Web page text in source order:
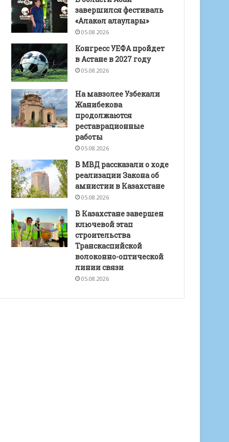
завершился фестиваль
«Алакөл алаулары»
05.08.2026
Конгресс УЕФА пройдет
в Астане в 2027 году
05.08.2026
На мавзолее Узбекали
Жанибекова
продолжаются
реставрационные
работы
05.08.2026
В МВД рассказали о ходе
реализации Закона об
амнистии в Казахстане
05.08.2026
В Казахстане завершен
ключевой этап
строительства
Транскаспийской
волоконно-оптической
линии связи
05.08.2026